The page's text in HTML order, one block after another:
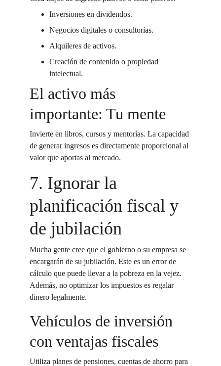
Inversiones en dividendos.
Negocios digitales o consultorías.
Alquileres de activos.
Creación de contenido o propiedad
intelectual.
El activo más
importante: Tu mente
Invierte en libros, cursos y mentorías. La capacidad
de generar ingresos es directamente proporcional al
valor que aportas al mercado.
7. Ignorar la
planificación fiscal y
de jubilación
Mucha gente cree que el gobierno o su empresa se
encargarán de su jubilación. Este es un error de
cálculo que puede llevar a la pobreza en la vejez.
Además, no optimizar los impuestos es regalar
dinero legalmente.
Vehículos de inversión
con ventajas fiscales
Utiliza planes de pensiones, cuentas de ahorro para